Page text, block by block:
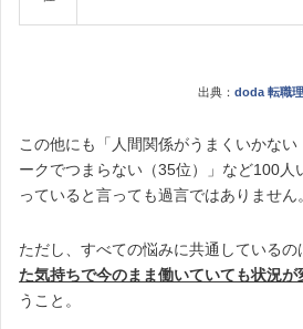
出典： doda 転職
この他にも「人間関係がうまくいかな
ークでつまらない（35位）」など100人
っていると言っても過言ではありません。
ただし、すべての悩みに共通しているの
た気持ちで今のまま働いていても状況
うこと。